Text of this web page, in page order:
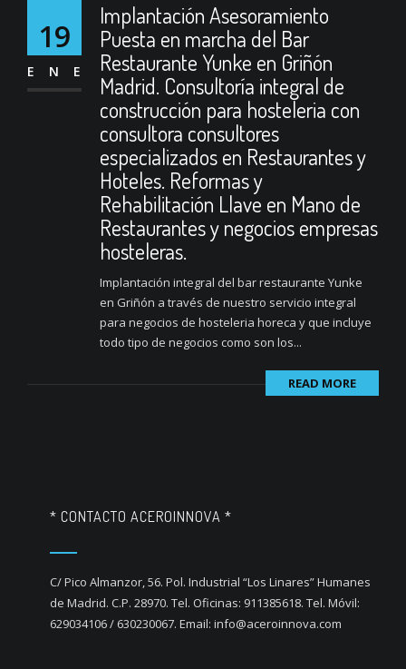
19
ENE
Implantación Asesoramiento
Puesta en marcha del Bar
Restaurante Yunke en Griñón
Madrid. Consultoría integral de
construcción para hosteleria con
consultora consultores
especializados en Restaurantes y
Hoteles. Reformas y
Rehabilitación Llave en Mano de
Restaurantes y negocios empresas
hosteleras.
Implantación integral del bar restaurante Yunke
en Griñón a través de nuestro servicio integral
para negocios de hosteleria horeca y que incluye
todo tipo de negocios como son los...
READ MORE
* CONTACTO ACEROINNOVA *
C/ Pico Almanzor, 56. Pol. Industrial “Los Linares” Humanes
de Madrid. C.P. 28970. Tel. Oficinas: 911385618. Tel. Móvil:
629034106 / 630230067. Email: info@aceroinnova.com